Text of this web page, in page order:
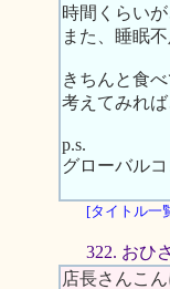
時間くらい
また、睡眠
きちんと食
考えてみれ
p.s.
グローバル
[タイトル一
322. おひ
店長さんこ